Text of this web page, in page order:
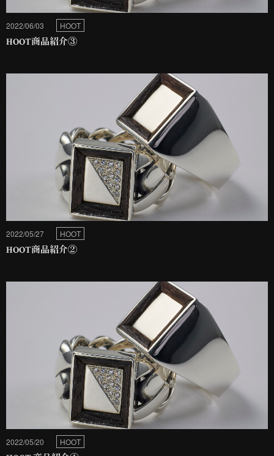
2022/06/03 HOOT
HOOT商品紹介③
2022/05/27 HOOT
HOOT商品紹介②
2022/05/20 HOOT